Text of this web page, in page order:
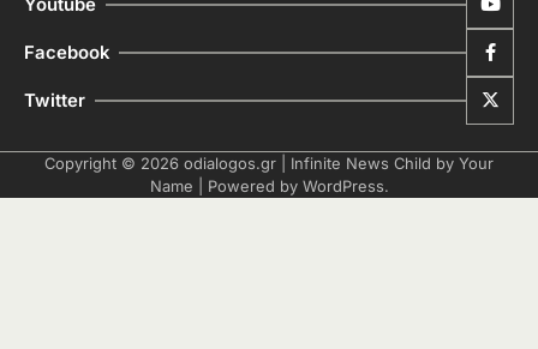
Youtube
Facebook
Twitter
Copyright © 2026 odialogos.gr | Infinite News Child by Your
Name | Powered by WordPress.